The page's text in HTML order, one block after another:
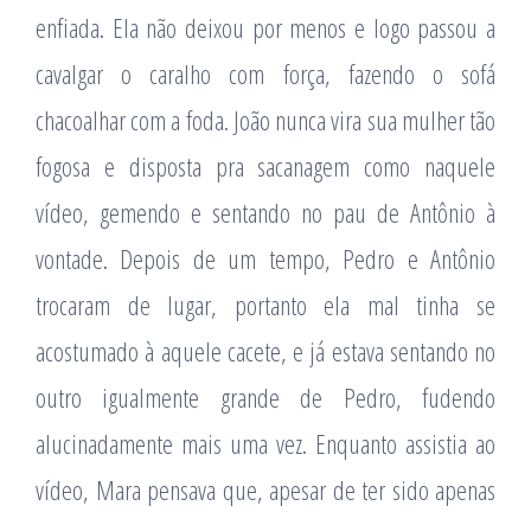
enfiada. Ela não deixou por menos e logo passou a
cavalgar o caralho com força, fazendo o sofá
chacoalhar com a foda. João nunca vira sua mulher tão
fogosa e disposta pra sacanagem como naquele
vídeo, gemendo e sentando no pau de Antônio à
vontade. Depois de um tempo, Pedro e Antônio
trocaram de lugar, portanto ela mal tinha se
acostumado à aquele cacete, e já estava sentando no
outro igualmente grande de Pedro, fudendo
alucinadamente mais uma vez. Enquanto assistia ao
vídeo, Mara pensava que, apesar de ter sido apenas